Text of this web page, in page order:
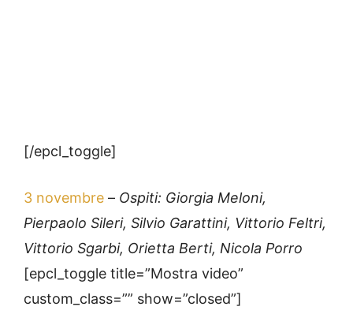
[/epcl_toggle]
3 novembre – Ospiti: Giorgia Meloni,
Pierpaolo Sileri, Silvio Garattini, Vittorio Feltri,
Vittorio Sgarbi, Orietta Berti, Nicola Porro
[epcl_toggle title=”Mostra video”
custom_class=”” show=”closed”]